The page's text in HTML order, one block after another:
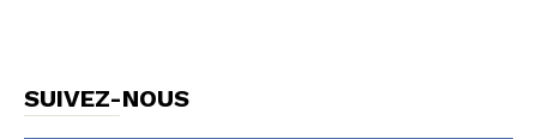
SUIVEZ-NOUS